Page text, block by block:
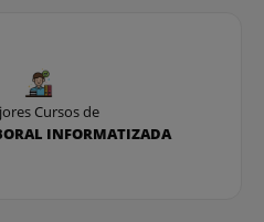
Cursos de
INFORMATIZADA